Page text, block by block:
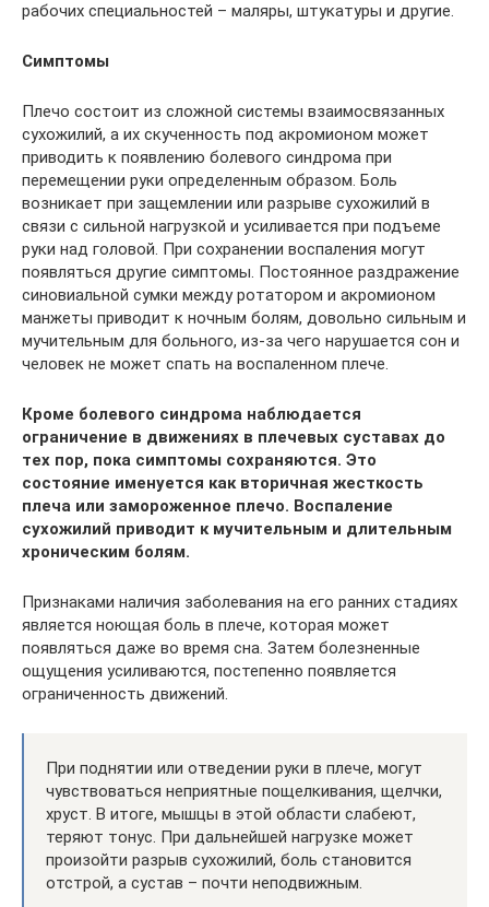
рабочих специальностей – маляры, штукатуры и другие.
Симптомы
Плечо состоит из сложной системы взаимосвязанных
сухожилий, а их скученность под акромионом может
приводить к появлению болевого синдрома при
перемещении руки определенным образом. Боль
возникает при защемлении или разрыве сухожилий в
связи с сильной нагрузкой и усиливается при подъеме
руки над головой. При сохранении воспаления могут
появляться другие симптомы. Постоянное раздражение
синовиальной сумки между ротатором и акромионом
манжеты приводит к ночным болям, довольно сильным и
мучительным для больного, из-за чего нарушается сон и
человек не может спать на воспаленном плече.
Кроме болевого синдрома наблюдается
ограничение в движениях в плечевых суставах до
тех пор, пока симптомы сохраняются. Это
состояние именуется как вторичная жесткость
плеча или замороженное плечо. Воспаление
сухожилий приводит к мучительным и длительным
хроническим болям.
Признаками наличия заболевания на его ранних стадиях
является ноющая боль в плече, которая может
появляться даже во время сна. Затем болезненные
ощущения усиливаются, постепенно появляется
ограниченность движений.
При поднятии или отведении руки в плече, могут
чувствоваться неприятные пощелкивания, щелчки,
хруст. В итоге, мышцы в этой области слабеют,
теряют тонус. При дальнейшей нагрузке может
произойти разрыв сухожилий, боль становится
отстрой, а сустав – почти неподвижным.